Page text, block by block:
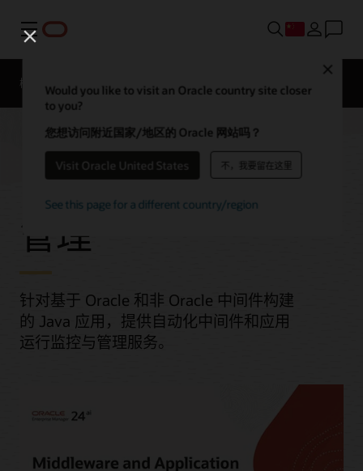
菜单
Would you like to visit an Oracle country site closer
to you?
您想访问附近国家/地区的 Oracle 网站吗？
Visit Oracle United States 不，我要留在这里
See this page for a different country/region
概述
中间件和应用程序
管理
针对基于 Oracle 和非 Oracle 中间件构建
的 Java 应用，提供自动化中间件和应用
运行监控与管理服务。